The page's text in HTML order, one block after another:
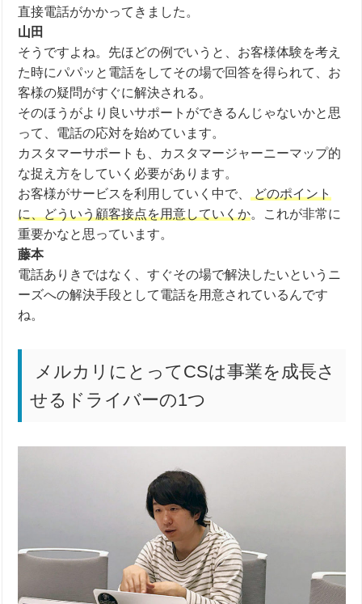
直接電話がかかってきました。
山田
そうですよね。先ほどの例でいうと、お客様体験を考え
た時にパパッと電話をしてその場で回答を得られて、お
客様の疑問がすぐに解決される。
そのほうがより良いサポートができるんじゃないかと思
って、電話の応対を始めています。
カスタマーサポートも、カスタマージャーニーマップ的
な捉え方をしていく必要があります。
お客様がサービスを利用していく中で、 どのポイント
に、どういう顧客接点を用意していくか。
これが非常に
重要かなと思っています。
藤本
電話ありきではなく、すぐその場で解決したいというニ
ーズへの解決手段として電話を用意されているんです
ね。
メルカリにとってCSは事業を成長さ
せるドライバーの1つ